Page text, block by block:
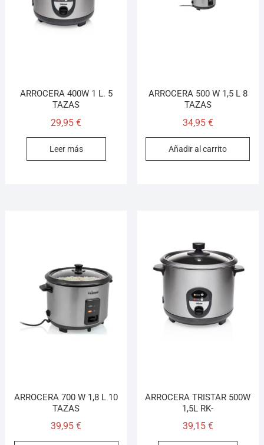
ARROCERA 400W 1 L. 5
TAZAS
29,95€
Leer más
ARROCERA 500 W 1,5 L 8
TAZAS
34,95 €
Añadir al carrito
ARROCERA 700 W 1,8 L 10
TAZAS
39,95€
ARROCERA TRISTAR 500W
1,5L RK-
39,15 €